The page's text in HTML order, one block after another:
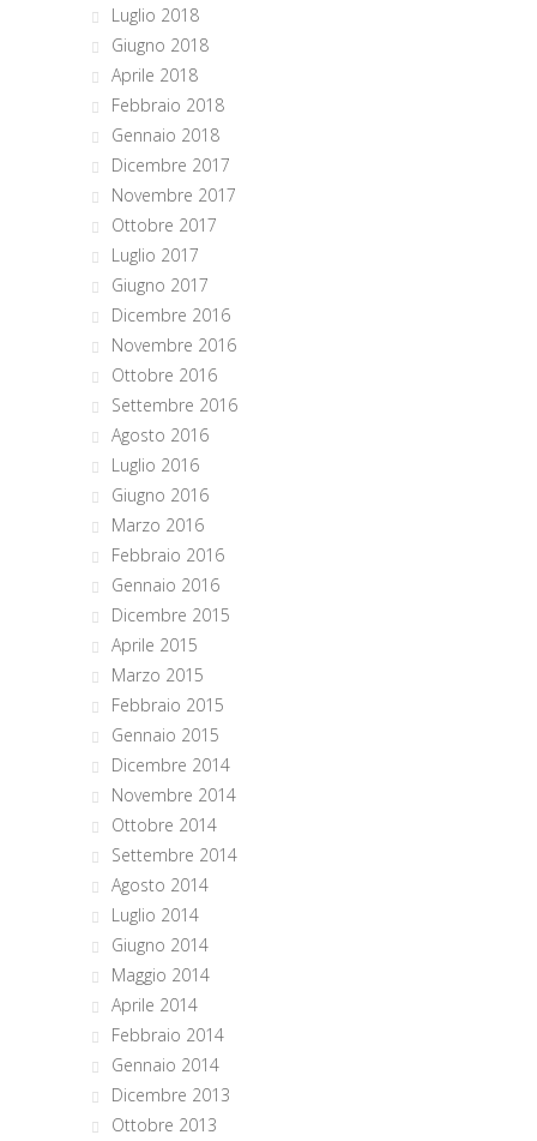
Luglio 2018
Giugno 2018
Aprile 2018
Febbraio 2018
Gennaio 2018
Dicembre 2017
Novembre 2017
Ottobre 2017
Luglio 2017
Giugno 2017
Dicembre 2016
Novembre 2016
Ottobre 2016
Settembre 2016
Agosto 2016
Luglio 2016
Giugno 2016
Marzo 2016
Febbraio 2016
Gennaio 2016
Dicembre 2015
Aprile 2015
Marzo 2015
Febbraio 2015
Gennaio 2015
Dicembre 2014
Novembre 2014
Ottobre 2014
Settembre 2014
Agosto 2014
Luglio 2014
Giugno 2014
Maggio 2014
Aprile 2014
Febbraio 2014
Gennaio 2014
Dicembre 2013
Ottobre 2013